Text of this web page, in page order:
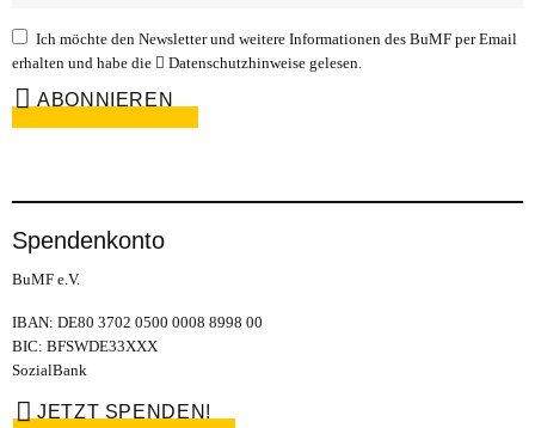
Ich möchte den Newsletter und weitere Informationen des BuMF per Email
erhalten und habe die
Datenschutzhinweise gelesen.
Spendenkonto
BuMF e.V.
IBAN: DE80 3702 0500 0008 8998 00
BIC: BFSWDE33XXX
SozialBank
JETZT SPENDEN!